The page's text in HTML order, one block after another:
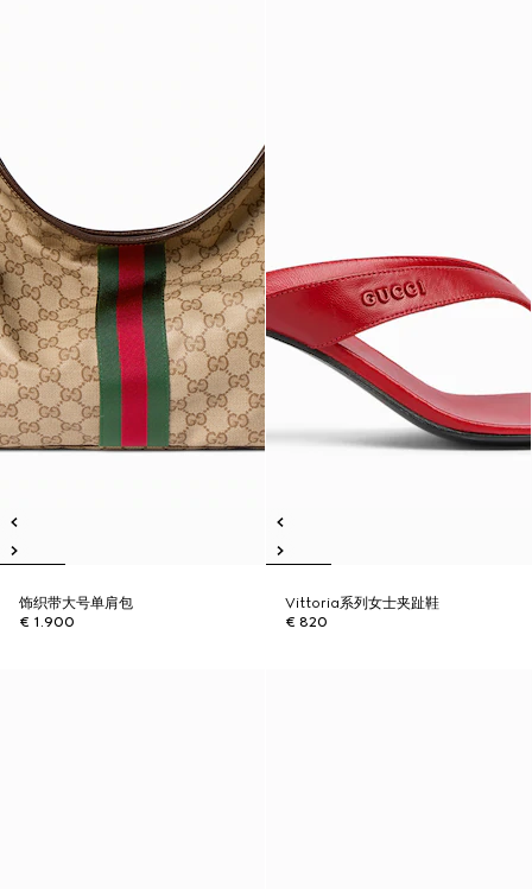
饰织带大号单肩包
€ 1.900
Vittoria系列女士夹趾鞋
€ 820